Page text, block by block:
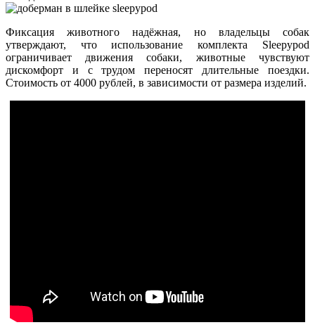
Фиксация животного надёжная, но владельцы собак
утверждают, что использование комплекта Sleepypod
ограничивает движения собаки, животные чувствуют
дискомфорт и с трудом переносят длительные поездки.
Стоимость от 4000 рублей, в зависимости от размера изделий.